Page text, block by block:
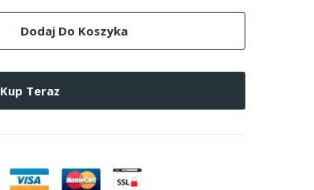
Dodaj Do Koszyka
Kup Teraz